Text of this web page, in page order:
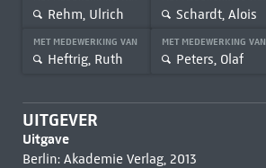
Rehm, Ulrich Schardt, Alois
MET MEDEWERKING VAN
Heftrig, Ruth
MET MEDEWERKING VAN
Peters, Olaf
UITGEVER
Uitgave
Berlin: Akademie Verlag, 2013